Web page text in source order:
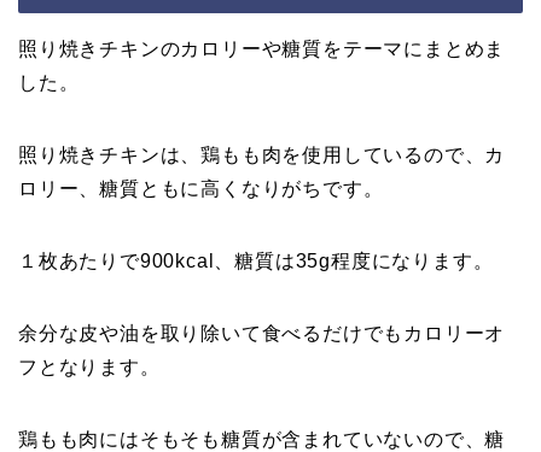
照り焼きチキンのカロリーや糖質をテーマにまとめま
した。
照り焼きチキンは、鶏もも肉を使用しているので、カ
ロリー、糖質ともに高くなりがちです。
１枚あたりで900kcal、糖質は35g程度になります。
余分な皮や油を取り除いて食べるだけでもカロリーオ
フとなります。
鶏もも肉にはそもそも糖質が含まれていないので、糖